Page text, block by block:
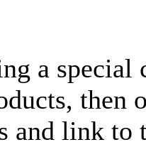
a special
then
and link to